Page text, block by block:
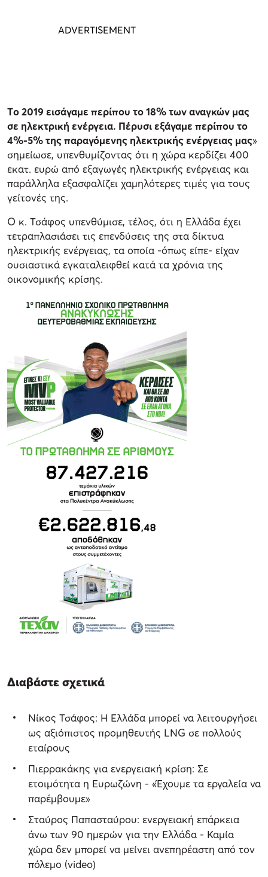
Tο 2019 εισάγαμε περίπου το 18% των αναγκών μας
σε ηλεκτρική ενέργεια. Πέρυσι εξάγαμε περίπου το
4%-5% της παραγόμενης ηλεκτρικής ενέργειας μας»
σημείωσε, υπενθυμίζοντας ότι η χώρα κερδίζει 400
εκατ. ευρώ από εξαγωγές ηλεκτρικής ενέργειας και
παράλληλα εξασφαλίζει χαμηλότερες τιμές για τους
γείτονές της.
Ο κ. Τσάφος υπενθύμισε, τέλος, ότι η Ελλάδα έχει
τετραπλασιάσει τις επενδύσεις της στα δίκτυα
ηλεκτρικής ενέργειας, τα οποία -όπως είπε- είχαν
ουσιαστικά εγκαταλειφθεί κατά τα χρόνια της
οικονομικής κρίσης.
Διαβάστε σχετικά
Νίκος Τσάφος: Η Ελλάδα μπορεί να λειτουργήσει
ως αξιόπιστος προμηθευτής LNG σε πολλούς
εταίρους
Πιερρακάκης για ενεργειακή κρίση: Σε
ετοιμότητα η Ευρωζώνη - «Έχουμε τα εργαλεία να
παρέμβουμε»
Σταύρος Παπασταύρου: ενεργειακή επάρκεια
άνω των 90 ημερών για την Ελλάδα - Καμία
χώρα δεν μπορεί να μείνει ανεπηρέαστη από τον
πόλεμο (video)